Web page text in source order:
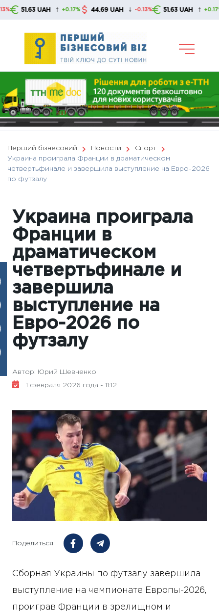
Skip
51.63 UAH ↑ +0.17% 44.69 UAH ↓ -0.13% 51.63 UAH ↑ +0.17%
Перший бізнесовий Новости
Спорт
Украина проиграла Франции в драматическом
четвертьфинале и завершила выступление на Евро-2026
по футзалу
Украина проиграла
Франции в
драматическом
четвертьфинале и
завершила
выступление на
Евро-2026 по
футзалу
Автор: Юрий Шевченко
1 февраля 2026 года - 11:12
Поделиться:
Сборная Украины по футзалу завершила
выступление на чемпионате Европы-2026,
проиграв Франции в зрелищном и